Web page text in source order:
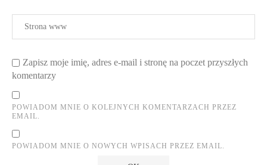
Zapisz moje imię, adres e-mail i stronę na poczet przyszłych
komentarzy
POWIADOM MNIE O KOLEJNYCH KOMENTARZACH PRZEZ
EMAIL.
POWIADOM MNIE O NOWYCH WPISACH PRZEZ EMAIL.